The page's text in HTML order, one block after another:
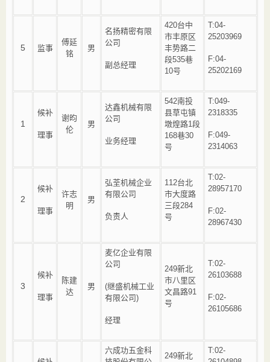
5 监事
傅延
铭
男
名扬精密有限
公司
副总经理
420台中
市丰原区
丰势路二
段535巷
10号
T:04-
25203969
F:04-
25202169
1
候补
理事
谢昀
伦
男
达鑫机械有限
公司
业务经理
542南投
县草屯镇
墩煌路1段
168巷30
号
T:049-
2318335
F:049-
2314063
2
候补
理事
许志
明
男
弘荃机械企业
有限公司
负责人
112台北
市大度路
三段284
号
T:02-
28957170
F:02-
28967430
3
候补
理事
陈建
达
男
麦亿企业有限
公司
(继盛机械工业
有限公司)
经理
249新北
市八里区
文昌路91
号
T:02-
26103688
F:02-
26105686
六成功五金科
249新北
T:02-